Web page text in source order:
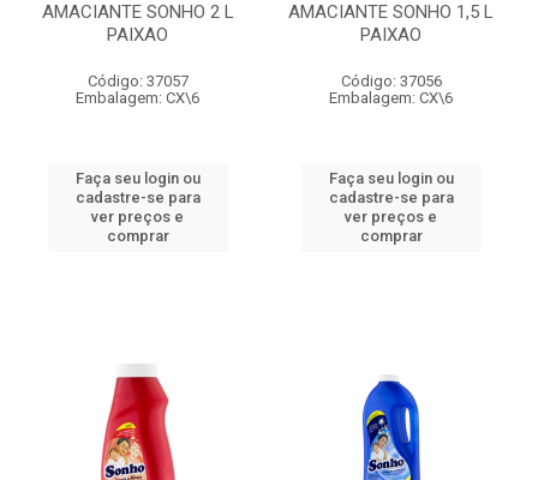
AMACIANTE SONHO 2 L
PAIXAO
Código: 37057
Embalagem: CX\6
Faça seu login ou
cadastre-se para
ver preços e
comprar
AMACIANTE SONHO 1,5 L
PAIXAO
Código: 37056
Embalagem: CX\6
Faça seu login ou
cadastre-se para
ver preços e
comprar